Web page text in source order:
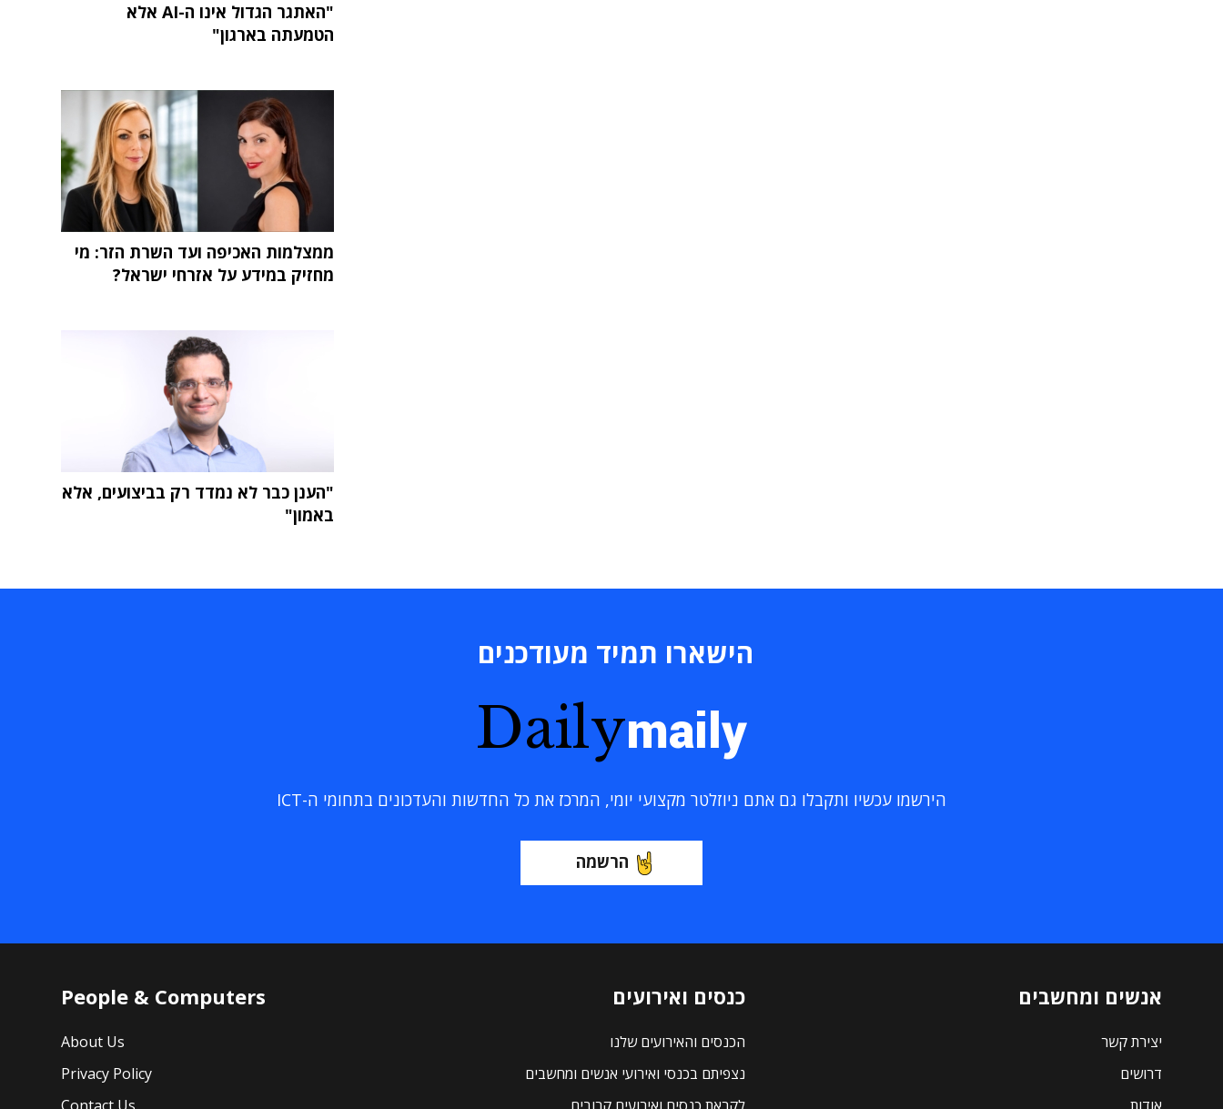
"האתגר הגדול אינו ה-AI אלא
הטמעתה בארגון"
ממצלמות האכיפה ועד השרת הזר: מי
מחזיק במידע על אזרחי ישראל?
"הענן כבר לא נמדד רק בביצועים, אלא
באמון"
הישארו תמיד מעודכנים
Dailymaily
הירשמו עכשיו ותקבלו גם אתם ניוזלטר מקצועי יומי, המרכז את כל החדשות והעדכונים בתחומי ה-ICT
הרשמה
אנשים ומחשבים
יצירת קשר
דרושים
כנסים ואירועים
הכנסים והאירועים שלנו
נצפיתם בכנסי ואירועי אנשים ומחשבים
People & Computers
About Us
Privacy Policy